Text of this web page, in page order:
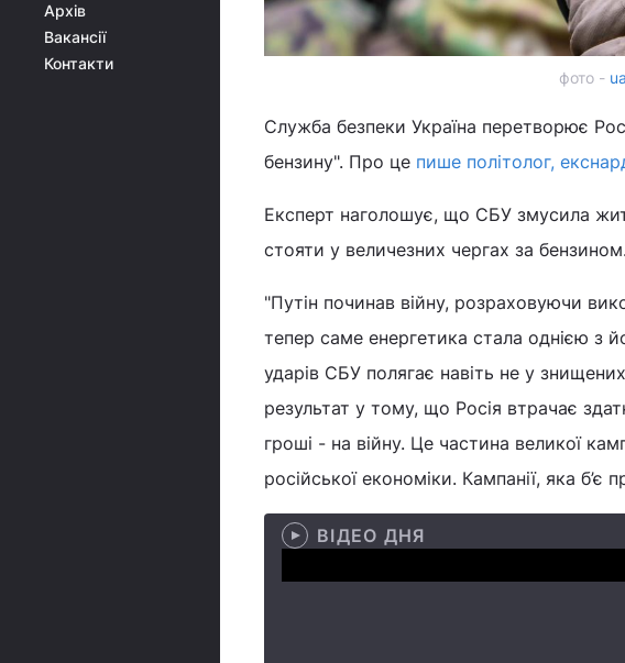
Архів
Вакансії
Контакти
фото -
Служба безпеки Україна перетворює
бензину". Про це пише політолог,
Експерт наголошує, що СБУ змусила
стояти у величезних чергах за бензином.
"Путін починав війну, розраховуючи
тепер саме енергетика стала однією з
ударів СБУ полягає навіть не у
результат у тому, що Росія втрачає
гроші - на війну. Це частина великої
російської економіки. Кампанії, яка
ВІДЕО ДНЯ